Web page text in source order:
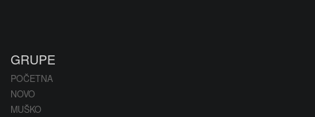
GRUPE
POČETNA
NOVO
MUŠKO